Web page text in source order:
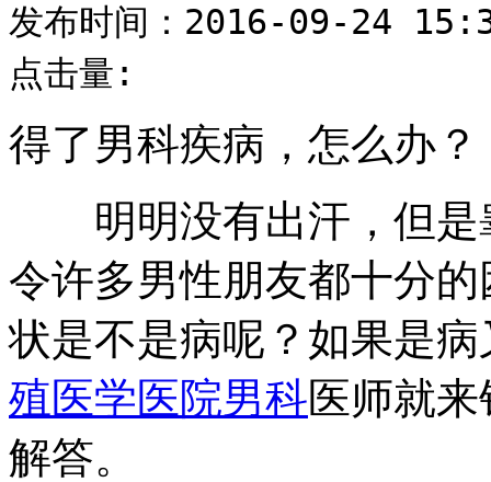
发布时间：2016-09-24
点击量:
得了男科疾病，怎么办？
明明没有出汗，但是
令许多男性朋友都十分
状是不是病呢？如果是
殖医学医院男科医师就
解答。